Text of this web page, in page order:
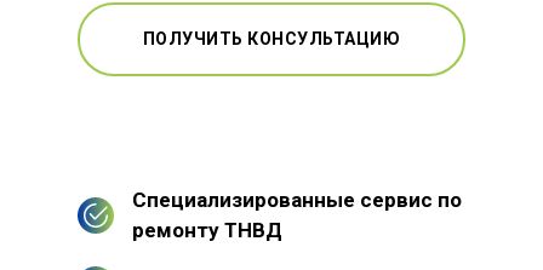
ПОЛУЧИТЬ КОНСУЛЬТАЦИЮ
Специализированные сервис по
ремонту ТНВД